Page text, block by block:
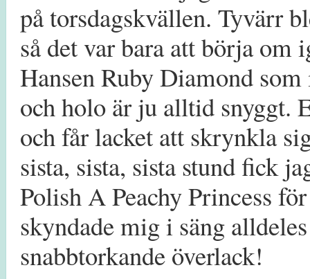
på torsdagskvällen. Tyvärr
så det var bara att börja om
Hansen Ruby Diamond
och holo är ju alltid snyggt.
och får lacket att skrynkla
sista, sista, sista stund fick
Polish A Peachy Princess
skyndade mig i säng
snabbtorkande överlack!